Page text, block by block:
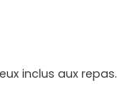
inclus aux repas.